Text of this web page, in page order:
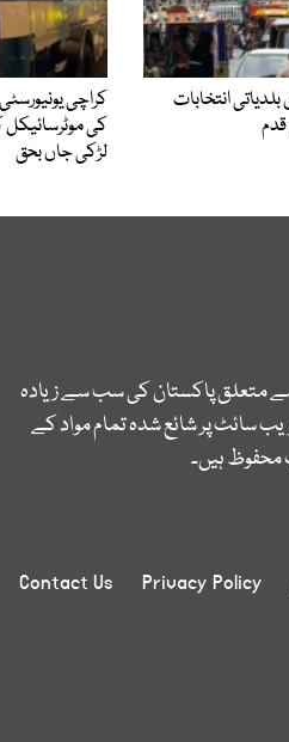
انتخابات
کراچی
لڑکی جاں بحق
متعلق پاکستان کی سب سے زیادہ
سائٹ پر شائع شدہ تمام مواد کے
ہیں۔
Privacy Policy
Contact Us